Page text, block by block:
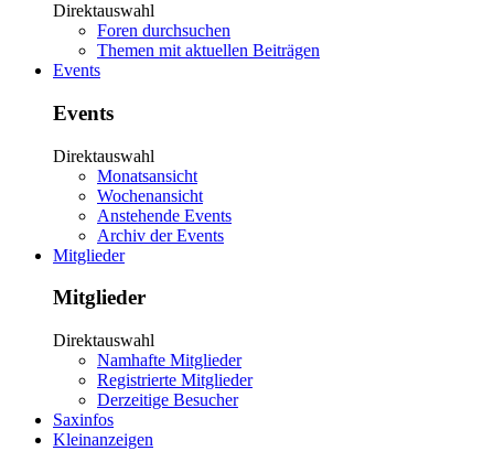
Direktauswahl
Foren durchsuchen
Themen mit aktuellen Beiträgen
Events
Events
Direktauswahl
Monatsansicht
Wochenansicht
Anstehende Events
Archiv der Events
Mitglieder
Mitglieder
Direktauswahl
Namhafte Mitglieder
Registrierte Mitglieder
Derzeitige Besucher
Saxinfos
Kleinanzeigen